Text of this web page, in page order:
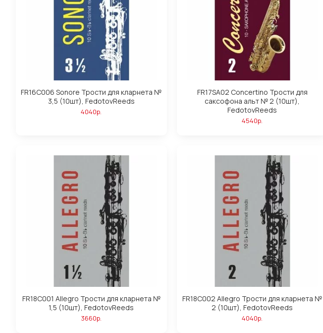
FR16C006 Sonore Трости для кларнета №
3,5 (10шт), FedotovReeds
4040р.
FR17SA02 Concertino Трости для
саксофона альт № 2 (10шт),
FedotovReeds
4540р.
FR18C001 Allegro Трости для кларнета №
1,5 (10шт), FedotovReeds
3660р.
FR18C002 Allegro Трости для кларнета №
2 (10шт), FedotovReeds
4040р.